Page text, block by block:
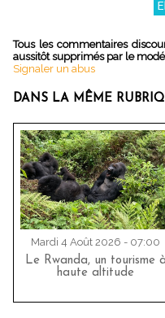
Tous les commentaires
aussitôt supprimés par le
Signaler un abus
DANS LA MÊME
Mardi 4 Août 2026 - 07:00
Le Rwanda, un tourisme à
haute altitude